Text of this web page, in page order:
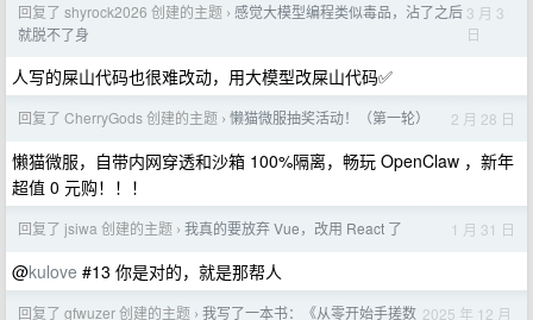
回复了 shyrock2026 创建的主题 › 感觉大模型编程类似毒品，沾了之后
就脱不了身
3 月 3
日
人写的屎山代码也很难改动，用大模型改屎山代码✅
回复了 CherryGods 创建的主题 › 懒猫微服抽奖活动！（第一轮） 2 月 28 日
懒猫微服，自带内网穿透和沙箱 100%隔离，畅玩 OpenClaw ，新年
超值 0 元购！！！
回复了 jsiwa 创建的主题 › 我真的要放弃 Vue，改用 React 了 1 月 31 日
@kulove #13 你是对的，就是那帮人
回复了 gfwuzer 创建的主题 › 我写了一本书：《从零开始手搓数 2025 年 12 月